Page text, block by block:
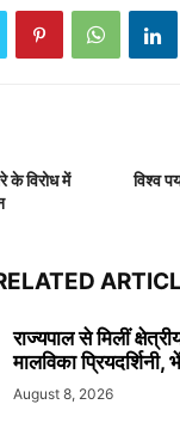
के विरोध में
विश्व
राज्यपाल से मिलीं
मालविका
August 8, 2026